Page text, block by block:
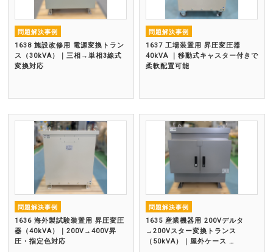
問題解決事例
1638 施設改修用 電源変換トラン
ス（30kVA）｜三相→単相3線式
変換対応
問題解決事例
1637 工場装置用 昇圧変圧器
40kVA ｜移動式キャスター付きで
柔軟配置可能
問題解決事例
1636 海外製試験装置用 昇圧変圧
器（40kVA）｜200V→400V昇
圧・指定色対応
問題解決事例
1635 産業機器用 200Vデルタ
→200Vスター変換トランス
（50kVA）｜屋外ケース …